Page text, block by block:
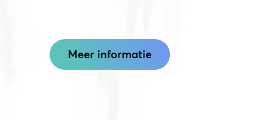
Meer informatie